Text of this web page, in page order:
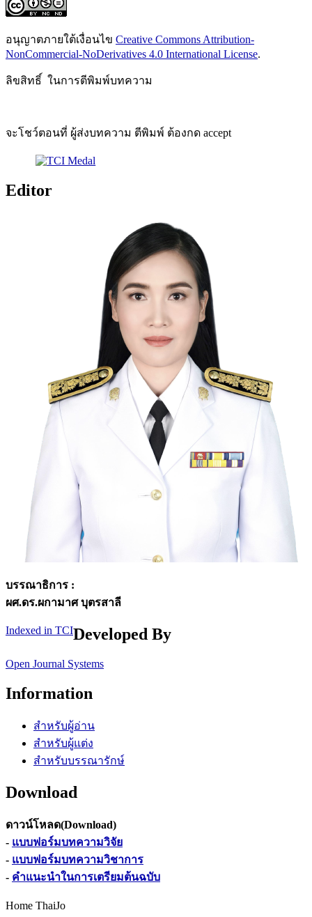
อนุญาตภายใต้เงื่อนไข Creative Commons Attribution-
NonCommercial-NoDerivatives 4.0 International License.
ลิขสิทธิ์ ในการตีพิมพ์บทความ
จะโชว์ตอนที่ ผู้ส่งบทความ ตีพิมพ์ ต้องกด accept
Editor
บรรณาธิการ :
ผศ.ดร.ผกามาศ บุตรสาลี
Indexed in TCIDeveloped By
Open Journal Systems
Information
สำหรับผู้อ่าน
สำหรับผู้แต่ง
สำหรับบรรณารักษ์
Download
ดาวน์โหลด(Download)
- แบบฟอร์มบทความวิจัย
- แบบฟอร์มบทความวิชาการ
- คำแนะนำในการเตรียมต้นฉบับ
Home ThaiJo